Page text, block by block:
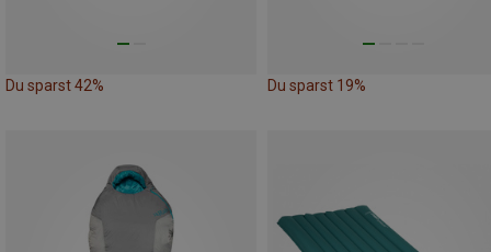
Du sparst 42% Du sparst 19%